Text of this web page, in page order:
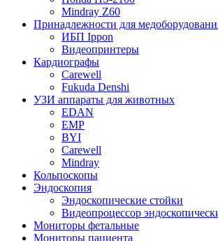
Mindray Z60
Принадлежности для
ИБП Ippon
Видеопринтеры
Кардиографы
Carewell
Fukuda Denshi
УЗИ аппараты для животных
EDAN
EMP
BYI
Carewell
Mindray
Кольпоскопы
Эндоскопия
Эндоскопические стойки
Видеопроцессор
Мониторы фетальные
Мониторы пациента